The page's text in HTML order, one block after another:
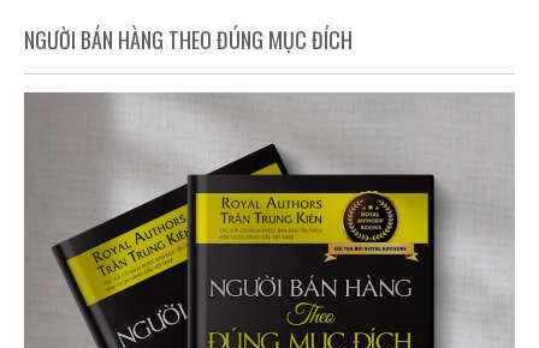
NGƯỜI BÁN HÀNG THEO ĐÚNG MỤC ĐÍCH